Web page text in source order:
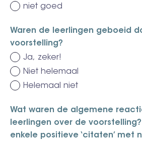
niet goed
Waren de leerlingen geboeid
voorstelling?
Ja, zeker!
Niet helemaal
Helemaal niet
Wat waren de algemene
leerlingen over de
enkele positieve ‘citaten’ met